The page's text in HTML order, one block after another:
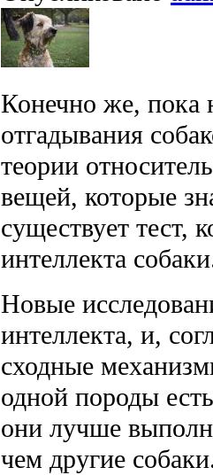
Конечно же, пока
отгадывания
теории
вещей, которые
существует тест,
интеллекта
Новые
интеллекта, и,
сходные
одной породы
они лучше
чем другие